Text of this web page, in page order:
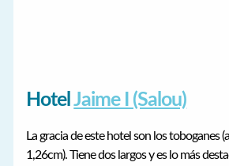
HotelJaime I (Salou)
La gracia de este hotel son los toboganes
1,26cm). Tiene dos largos y es lo más